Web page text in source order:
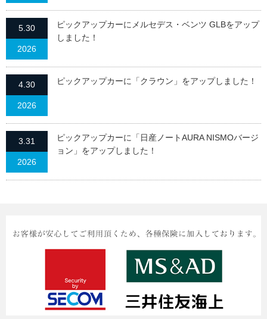
5.30
2026
ピックアップカーにメルセデス・ベンツ GLBをアップ
しました！
4.30
2026
ピックアップカーに「クラウン」をアップしました！
3.31
2026
ピックアップカーに「日産ノートAURA NISMOバージ
ョン」をアップしました！